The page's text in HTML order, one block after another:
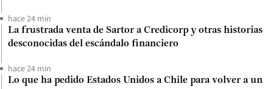
hace 24 min
La frustrada venta de Sartor a Credicorp y otras historias
desconocidas del escándalo financiero
hace 24 min
Lo que ha pedido Estados Unidos a Chile para volver a un